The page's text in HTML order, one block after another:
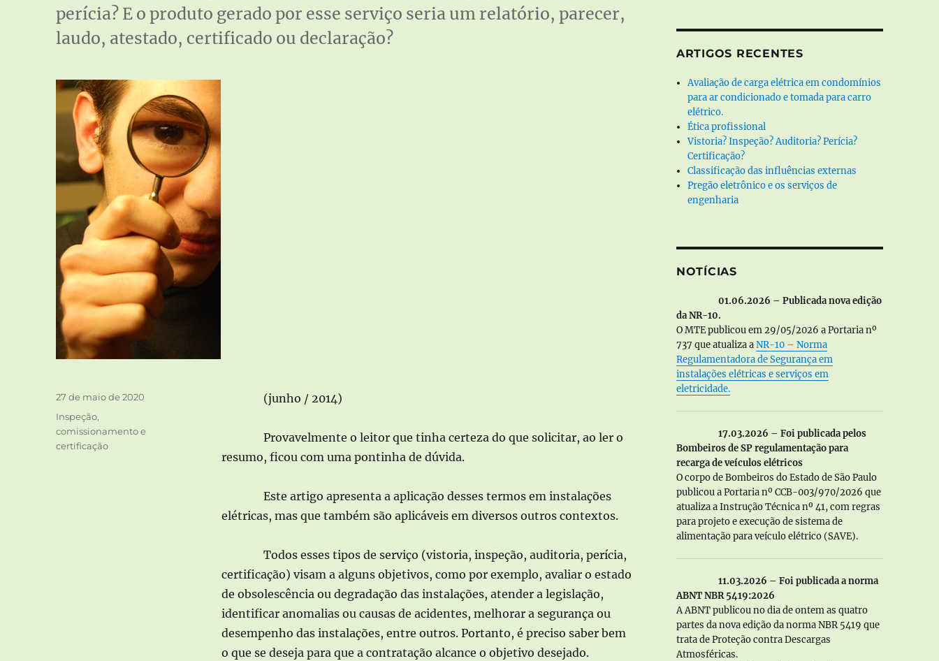
perícia? E o produto gerado por esse serviço seria um relatório, parecer,
laudo, atestado, certificado ou declaração?
(junho / 2014)
Provavelmente o leitor que tinha certeza do que solicitar, ao ler o
resumo, ficou com uma pontinha de dúvida.
Este artigo apresenta a aplicação desses termos em instalações
elétricas, mas que também são aplicáveis em diversos outros contextos.
Todos esses tipos de serviço (vistoria, inspeção, auditoria, perícia,
certificação) visam a alguns objetivos, como por exemplo, avaliar o estado
de obsolescência ou degradação das instalações, atender a legislação,
identificar anomalias ou causas de acidentes, melhorar a segurança ou
desempenho das instalações, entre outros. Portanto, é preciso saber bem
o que se deseja para que a contratação alcance o objetivo desejado.
Publicado
27 de maio de 2020
Categorias
Inspeção,
comissionamento e
certificação
ARTIGOS RECENTES
Avaliação de carga elétrica em condomínios
para ar condicionado e tomada para carro
elétrico.
Ética profissional
Vistoria? Inspeção? Auditoria? Perícia?
Certificação?
Classificação das influências externas
Pregão eletrônico e os serviços de
engenharia
NOTÍCIAS
01.06.2026 – Publicada nova edição
da NR-10.
O MTE publicou em 29/05/2026 a Portaria nº
737 que atualiza aNR-10 – Norma
Regulamentadora de Segurança em
instalações elétricas e serviços em
eletricidade.
17.03.2026 – Foi publicada pelos
Bombeiros de SP regulamentação para
recarga de veículos elétricos
O corpo de Bombeiros do Estado de São Paulo
publicou a Portaria nº CCB-003/970/2026 que
atualiza a Instrução Técnica nº 41, com regras
para projeto e execução de sistema de
alimentação para veículo elétrico (SAVE).
11.03.2026 – Foi publicada a norma
ABNT NBR 5419:2026
A ABNT publicou no dia de ontem as quatro
partes da nova edição da norma NBR 5419 que
trata de Proteção contra Descargas
Atmosféricas.